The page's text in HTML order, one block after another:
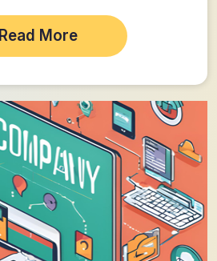
Read More